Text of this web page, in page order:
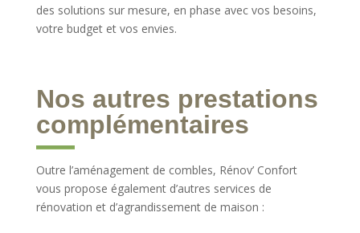
des solutions sur mesure, en phase avec vos besoins,
votre budget et vos envies.
Nos autres prestations
complémentaires
Outre l’aménagement de combles, Rénov’ Confort
vous propose également d’autres services de
rénovation et d’agrandissement de maison :